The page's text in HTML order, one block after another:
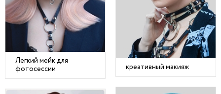
Легкий мейк для
фотосессии
креативный макияж